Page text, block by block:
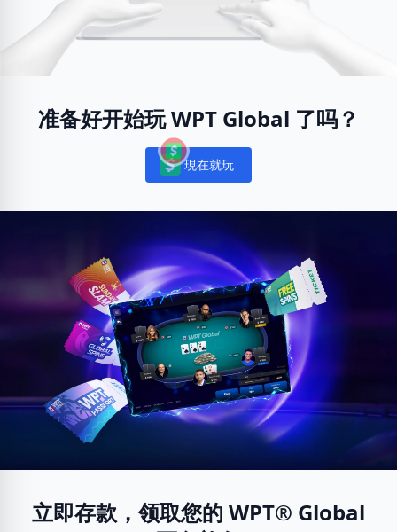
准备好开始玩 WPT Global 了吗？
Notifications
現在就玩
立即存款，领取您的 WPT® Global